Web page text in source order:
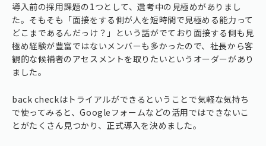
導入前の採用課題の1つとして、選考中の見極めがありまし
た。そもそも「面接をする側が人を短時間で見極める能力って
どこまであるんだっけ？」という話がでており面接する側も見
極め経験が豊富ではないメンバーも多かったので、社長から客
観的な候補者のアセスメントを取りたいというオーダーがあり
ました。
back checkはトライアルができるということで気軽な気持ち
で使ってみると、Googleフォームなどの活用ではできないこ
とがたくさん見つかり、正式導入を決めました。